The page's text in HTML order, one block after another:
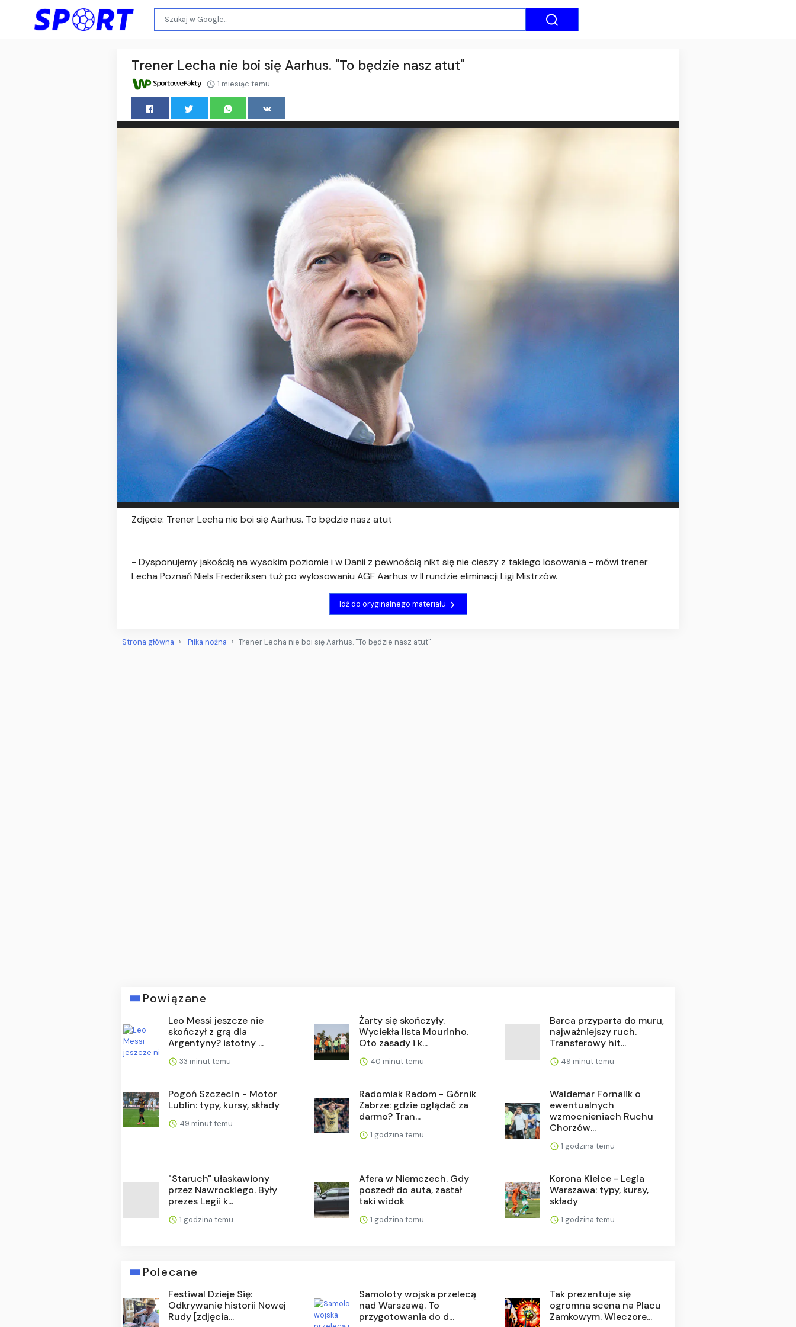
Trener Lecha nie boi się Aarhus. "To będzie nasz atut"
1 miesiąc temu
Zdjęcie: Trener Lecha nie boi się Aarhus. To będzie nasz atut
- Dysponujemy jakością na wysokim poziomie i w Danii z pewnością nikt się nie cieszy z takiego losowania - mówi trener
Lecha Poznań Niels Frederiksen tuż po wylosowaniu AGF Aarhus w II rundzie eliminacji Ligi Mistrzów.
Idź do oryginalnego materiału
Strona główna Piłka nożna Trener Lecha nie boi się Aarhus. "To będzie nasz atut"
Powiązane
Leo Messi jeszcze nie
skończył z grą dla
Argentyny? istotny ...
33 minut temu
Żarty się skończyły.
Wyciekła lista Mourinho.
Oto zasady i k...
40 minut temu
Barca przyparta do muru,
najważniejszy ruch.
Transferowy hit...
49 minut temu
Pogoń Szczecin - Motor
Lublin: typy, kursy, składy
49 minut temu
Radomiak Radom - Górnik
Zabrze: gdzie oglądać za
darmo? Tran...
1 godzina temu
Waldemar Fornalik o
ewentualnych
wzmocnieniach Ruchu
Chorzów...
1 godzina temu
"Staruch" ułaskawiony
przez Nawrockiego. Były
prezes Legii k...
1 godzina temu
Afera w Niemczech. Gdy
poszedł do auta, zastał
taki widok
1 godzina temu
Korona Kielce - Legia
Warszawa: typy, kursy,
składy
1 godzina temu
Polecane
Festiwal Dzieje Się:
Odkrywanie historii Nowej
Rudy [zdjęcia...
Samoloty wojska przelecą
nad Warszawą. To
przygotowania do d...
Tak prezentuje się
ogromna scena na Placu
Zamkowym. Wieczore...